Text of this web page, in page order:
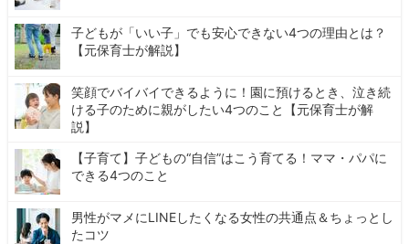
子どもが「いい子」でも安心できない4つの理由とは？
【元保育士が解説】
笑顔でバイバイできるように！園に預けるとき、泣き続
ける子のために親がしたい4つのこと【元保育士が解
説】
【子育て】子どもの“自信”はこう育てる！ママ・パパに
できる4つのこと
男性がマメにLINEしたくなる女性の共通点＆ちょっとし
たコツ